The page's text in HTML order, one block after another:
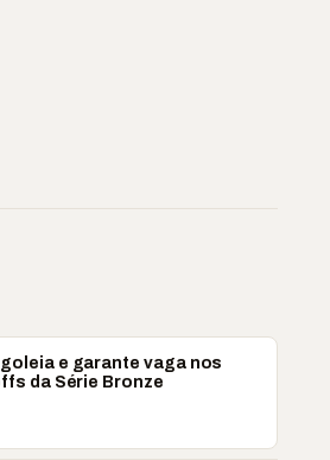
goleia e garante vaga nos
da Série Bronze